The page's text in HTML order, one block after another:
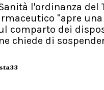
l'ordinanza del
"apre una
comparto dei
chiede di